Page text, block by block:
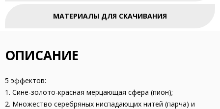
МАТЕРИАЛЫ ДЛЯ СКАЧИВАНИЯ
ОПИСАНИЕ
5 эффектов:
1. Сине-золото-красная мерцающая сфера (пион);
2. Множество серебряных ниспадающих нитей (парча) и